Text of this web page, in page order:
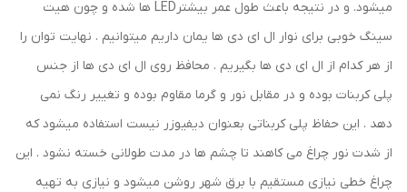
میشود. و در نتیجه باعث طول عمر بیشترLED ها شده و چون هیت
سینگ خوبی برای نوار ال ای دی ها یمان داریم میتوانیم . نهایت توان را
از هر کدام از ال ای دی ها بگیریم . محافظ روی ال ای دی ها از جنس
پلی کربنات بوده و در مقابل نور و گرما مقاوم بوده و تغییر رنگ نمی
دهد . این حفاظ پلی کربناتی بعنوان دیفیوزر نیست استفاده میشود که
از شدت نور چراغ می کاهند تا چشم ها در مدت طولانی خسته نشود . این
چراغ خطی نیازی مستقیم با برق شهر روشن میشود و نیازی به تهیه